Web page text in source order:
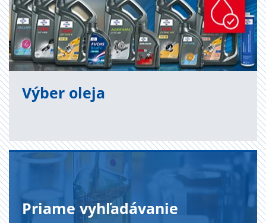
Výber oleja
Priame vyhľadávanie